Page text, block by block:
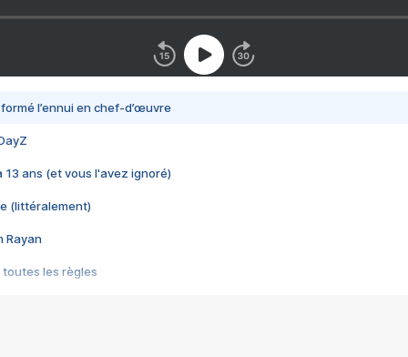
l’ennui en chef-d’œuvre
13 ans (et vous l'avez ignoré)
(littéralement)
Rayan
toutes les règles